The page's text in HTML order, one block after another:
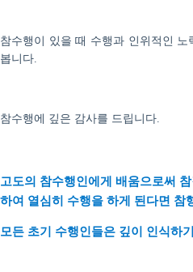
참수행이 있을 때 수행과 인위적인
봅니다
참수행에 깊은 감사를 드립니다
고도의 참수행인에게 배움으로써
하여 열심히 수행을 하게 된다면 참
모든 초기 수행인들은 깊이 인식하